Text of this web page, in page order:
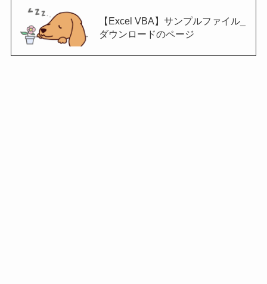
【Excel VBA】サンプルファイル_
ダウンロードのページ